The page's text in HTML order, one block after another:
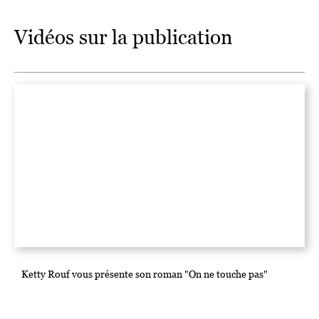
Vidéos sur la publication
Ketty Rouf vous présente son roman "On ne touche pas"